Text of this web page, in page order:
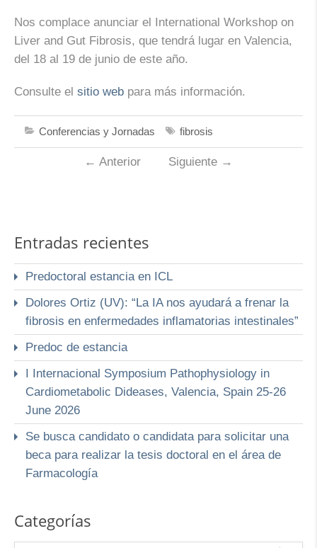
Nos complace anunciar el International Workshop on
Liver and Gut Fibrosis, que tendrá lugar en Valencia,
del 18 al 19 de junio de este año.
Consulte el sitio web para más información.
Conferencias y Jornadas fibrosis
← Anterior Siguiente →
Entradas recientes
Predoctoral estancia en ICL
Dolores Ortiz (UV): “La IA nos ayudará a frenar la
fibrosis en enfermedades inflamatorias intestinales”
Predoc de estancia
I Internacional Symposium Pathophysiology in
Cardiometabolic Dideases, Valencia, Spain 25-26
June 2026
Se busca candidato o candidata para solicitar una
beca para realizar la tesis doctoral en el área de
Farmacología
Categorías